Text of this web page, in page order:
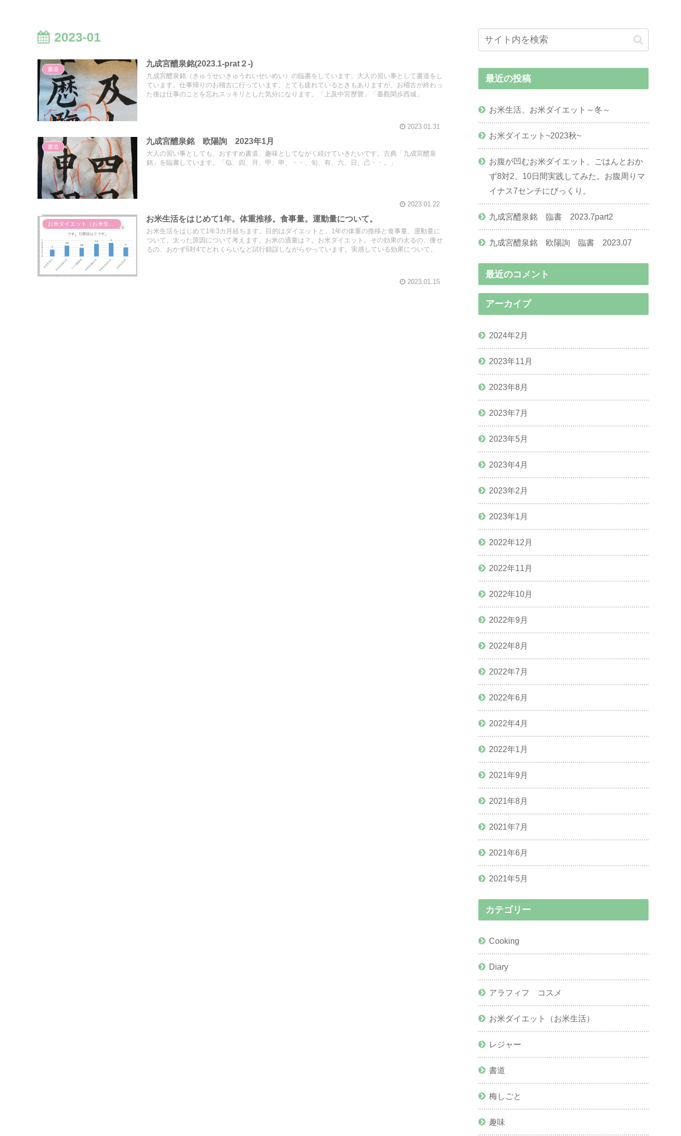
2023-01
書道
九成宮醴泉銘(2023.1-prat２-)
九成宮醴泉銘（きゅうせいきゅうれいせいめい）の臨書をしています。大人の習い事として書道をし
ています。仕事帰りのお稽古に行っています。とても疲れているときもありますが、お稽古が終わっ
た後は仕事のことを忘れスッキリとした気分になります。「上及中宮歷覽」「臺觀閑歩西城」
2023.01.31
書道
九成宮醴泉銘 欧陽詢 2023年1月
大人の習い事としても、おすすめ書道、趣味としてながく続けていきたいです。古典「九成宮醴泉
銘」を臨書しています。「似、四、月、甲、申、・・、旬、有、六、日、己・・。」
2023.01.22
お米生活をはじめて1年。体重推移。食事量。運動量について。
お米生活をはじめて1年3カ月経ちます。目的はダイエットと、1年の体重の推移と食事量、運動量に
ついて。太った原因について考えます。お米の適量は？。お米ダイエット。その効果の太るの、痩せ
るの、おかず6対4てどれくらいなど試行錯誤しながらやっています。実感している効果について。
2023.01.15
最近の投稿
お米生活、お米ダイエット～冬～
お米ダイエット~2023秋~
お腹が凹むお米ダイエット、ごはんとおか
ず8対2、10日間実践してみた。お腹周りマ
イナス7センチにびっくり。
九成宮醴泉銘 臨書 2023.7part2
九成宮醴泉銘 欧陽詢 臨書 2023.07
最近のコメント
アーカイブ
2024年2月
2023年11月
2023年8月
2023年7月
2023年5月
2023年4月
2023年2月
2023年1月
2022年12月
2022年11月
2022年10月
2022年9月
2022年8月
2022年7月
2022年6月
2022年4月
2022年1月
2021年9月
2021年8月
2021年7月
2021年6月
2021年5月
カテゴリー
Cooking
Diary
アラフィフ コスメ
お米ダイエット（お米生活）
レジャー
書道
梅しごと
趣味